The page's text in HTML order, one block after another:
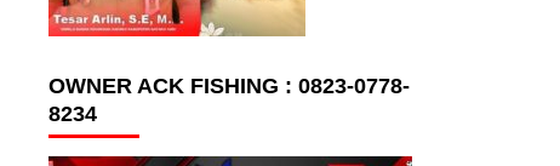
OWNER ACK FISHING : 0823-0778-
8234